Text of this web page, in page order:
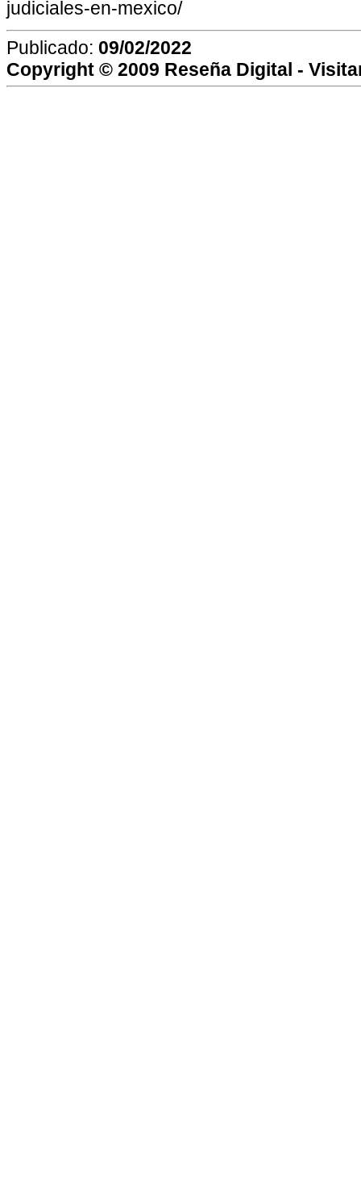
judiciales-en-mexico/
Publicado: 09/02/2022
Copyright © 2009 Reseña Digital -